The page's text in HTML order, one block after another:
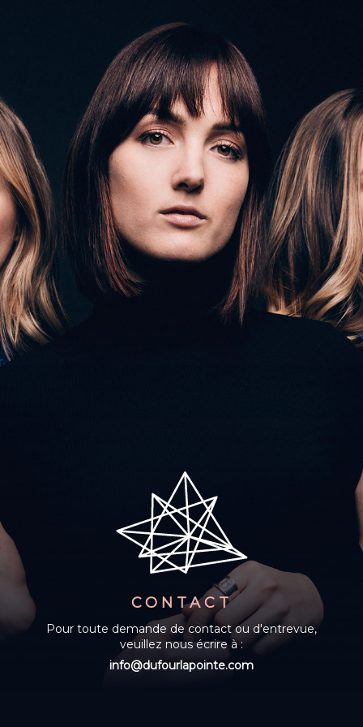
CONTACT
Pour toute demande de contact ou d'entrevue,
veuillez nous écrire à :
info@dufourlapointe.com